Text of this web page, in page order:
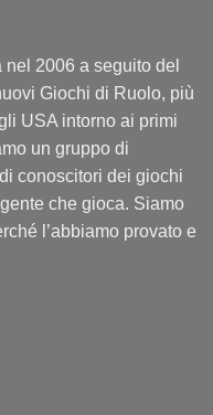
2006 a seguito del
Giochi di Ruolo, più
USA intorno ai primi
un gruppo di
conoscitori dei giochi
che gioca. Siamo
l’abbiamo provato e